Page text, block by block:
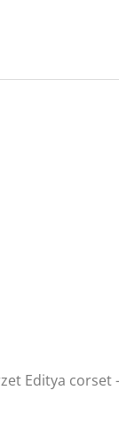
Editya corset